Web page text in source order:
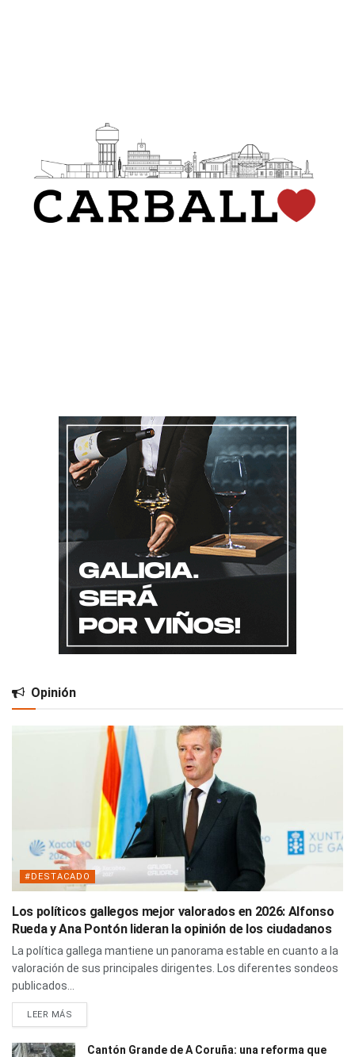
Opinión
#DESTACADO
Los políticos gallegos mejor valorados en 2026: Alfonso
Rueda y Ana Pontón lideran la opinión de los ciudadanos
La política gallega mantiene un panorama estable en cuanto a la
valoración de sus principales dirigentes. Los diferentes sondeos
publicados...
LEER MÁS
Cantón Grande de A Coruña: una reforma que